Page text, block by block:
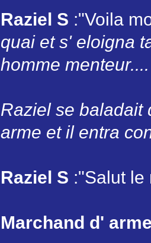
Raziel S :"Voila
quai et s' eloigna
homme menteur....
Raziel se baladait
arme et il entra
Raziel S :"Salut le
Marchand d'